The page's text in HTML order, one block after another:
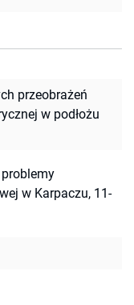
przeobrażeń
w podłożu
w Karpaczu, 11-